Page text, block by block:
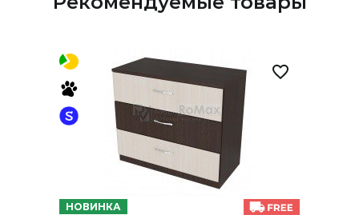
НОВИНКА